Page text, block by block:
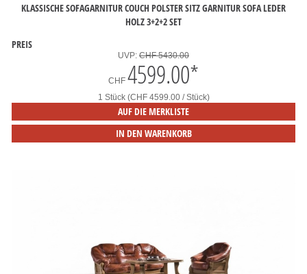
KLASSISCHE SOFAGARNITUR COUCH POLSTER SITZ GARNITUR SOFA LEDER
HOLZ 3+2+2 SET
PREIS
UVP: CHF 5430.00
CHF 4599.00*
1 Stück (CHF 4599.00 / Stück)
AUF DIE MERKLISTE
IN DEN WARENKORB